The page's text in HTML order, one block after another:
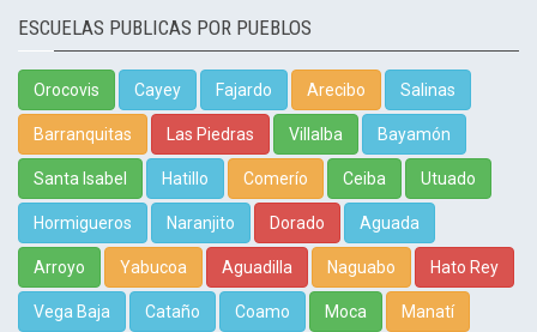
ESCUELAS PUBLICAS POR PUEBLOS
Orocovis Cayey Fajardo Arecibo Salinas
Barranquitas Las Piedras Villalba Bayamón
Santa Isabel Hatillo Comerío Ceiba Utuado
Hormigueros Naranjito Dorado Aguada
Arroyo Yabucoa Aguadilla Naguabo Hato Rey
Vega Baja Cataño Coamo Moca Manatí